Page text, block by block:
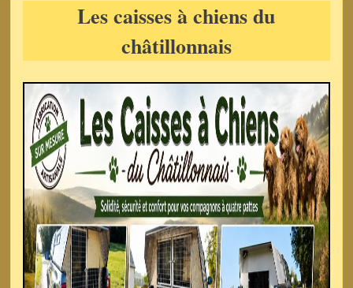
Les caisses à chiens du
châtillonnais